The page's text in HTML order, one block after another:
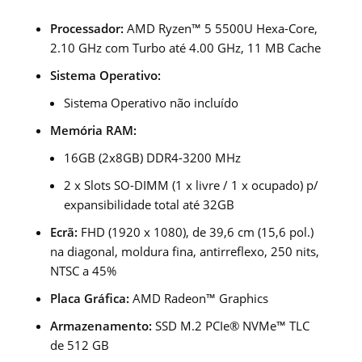
Processador: AMD Ryzen™ 5 5500U Hexa-Core,
2.10 GHz com Turbo até 4.00 GHz, 11 MB Cache
Sistema Operativo:
Sistema Operativo não incluído
Memória RAM:
16GB (2x8GB) DDR4-3200 MHz
2 x Slots SO-DIMM (1 x livre / 1 x ocupado) p/
expansibilidade total até 32GB
Ecrã: FHD (1920 x 1080), de 39,6 cm (15,6 pol.)
na diagonal, moldura fina, antirreflexo, 250 nits,
NTSC a 45%
Placa Gráfica: AMD Radeon™ Graphics
Armazenamento: SSD M.2 PCIe® NVMe™ TLC
de 512 GB